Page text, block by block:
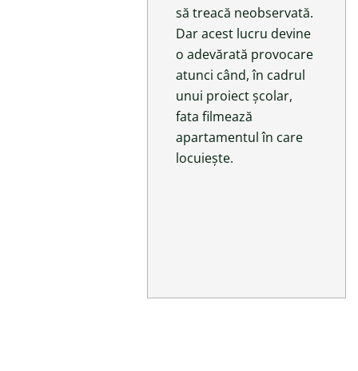
să treacă neobservată.
Dar acest lucru devine
o adevărată provocare
atunci când, în cadrul
unui proiect școlar,
fata filmează
apartamentul în care
locuiește.